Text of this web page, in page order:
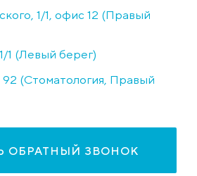
1/1, офис 12 (Правый
1 (Левый берег)
92 (Стоматология, Правый
ОБРАТНЫЙ ЗВОНОК